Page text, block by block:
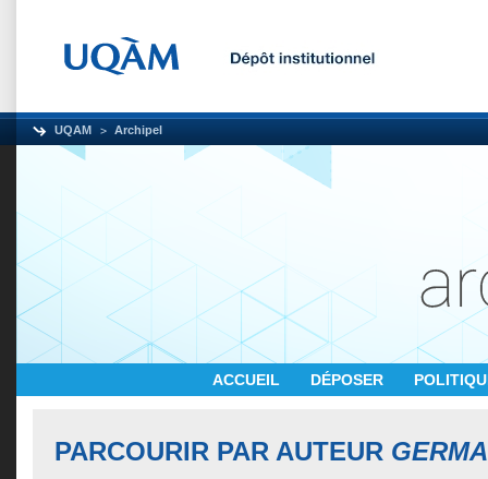
UQAM Archipel
ACCUEIL DÉPOSER
PARCOURIR PAR AUTEUR